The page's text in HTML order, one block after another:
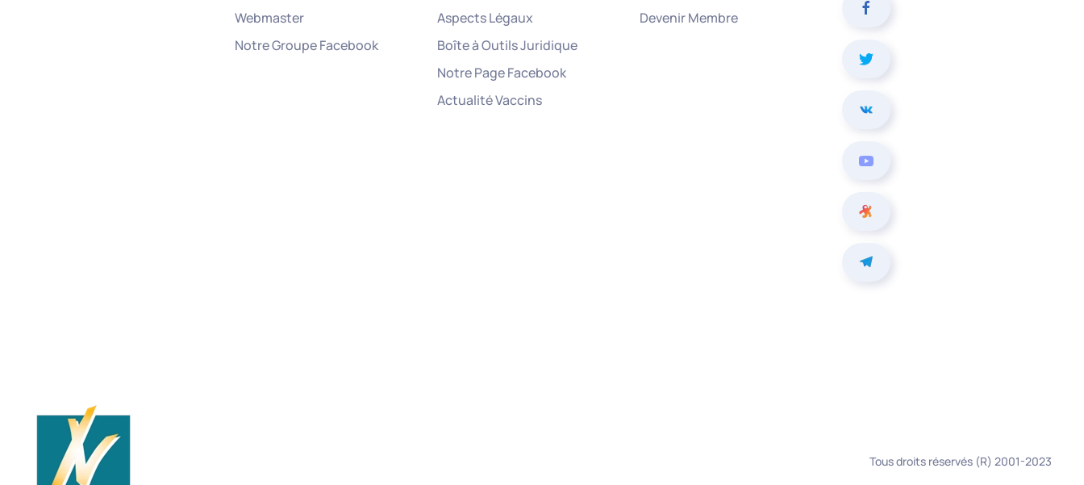
Webmaster
Notre Groupe Facebook
Aspects Légaux
Boîte à Outils Juridique
Notre Page Facebook
Actualité Vaccins
Devenir Membre
Tous droits réservés (R) 2001-2023